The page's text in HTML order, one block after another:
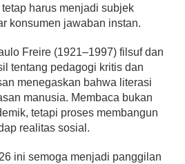
harus menjadi subjek
konsumen jawaban instan.
Freire (1921–1997) filsuf dan
tentang pedagogi kritis dan
menegaskan bahwa literasi
manusia. Membaca bukan
tetapi proses membangun
realitas sosial.
ini semoga menjadi panggilan